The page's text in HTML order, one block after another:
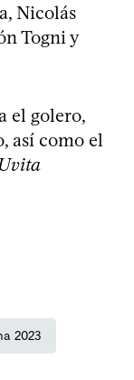
Nicolás
Togni y
el golero,
así como el
Uvita
2023